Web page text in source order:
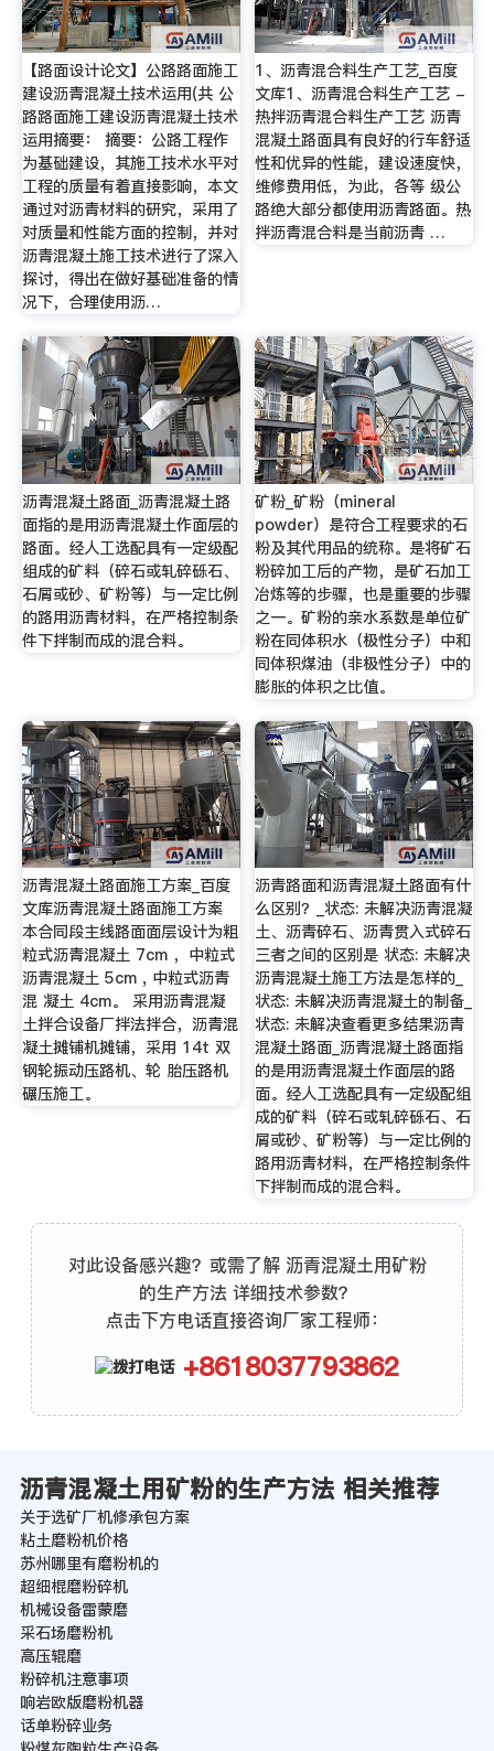
【路面设计论文】公路路面施工
建设沥青混凝土技术运用(共 公
路路面施工建设沥青混凝土技术
运用摘要： 摘要：公路工程作
为基础建设，其施工技术水平对
工程的质量有着直接影响，本文
通过对沥青材料的研究，采用了
对质量和性能方面的控制，并对
沥青混凝土施工技术进行了深入
探讨，得出在做好基础准备的情
况下，合理使用沥…
1、沥青混合料生产工艺_百度
文库1、沥青混合料生产工艺 -
热拌沥青混合料生产工艺 沥青
混凝土路面具有良好的行车舒适
性和优异的性能，建设速度快，
维修费用低，为此，各等 级公
路绝大部分都使用沥青路面。热
拌沥青混合料是当前沥青 …
沥青混凝土路面_沥青混凝土路
面指的是用沥青混凝土作面层的
路面。经人工选配具有一定级配
组成的矿料（碎石或轧碎砾石、
石屑或砂、矿粉等）与一定比例
的路用沥青材料，在严格控制条
件下拌制而成的混合料。
矿粉_矿粉（mineral
powder）是符合工程要求的石
粉及其代用品的统称。是将矿石
粉碎加工后的产物，是矿石加工
冶炼等的步骤，也是重要的步骤
之一。矿粉的亲水系数是单位矿
粉在同体积水（极性分子）中和
同体积煤油（非极性分子）中的
膨胀的体积之比值。
沥青混凝土路面施工方案_百度
文库沥青混凝土路面施工方案
本合同段主线路面面层设计为粗
粒式沥青混凝土 7cm ，中粒式
沥青混凝土 5cm , 中粒式沥青
混 凝土 4cm。 采用沥青混凝
土拌合设备厂拌法拌合，沥青混
凝土摊铺机摊铺，采用 14t 双
钢轮振动压路机、轮 胎压路机
碾压施工。
沥青路面和沥青混凝土路面有什
么区别？_状态: 未解决沥青混凝
土、沥青碎石、沥青贯入式碎石
三者之间的区别是 状态: 未解决
沥青混凝土施工方法是怎样的_
状态: 未解决沥青混凝土的制备_
状态: 未解决查看更多结果沥青
混凝土路面_沥青混凝土路面指
的是用沥青混凝土作面层的路
面。经人工选配具有一定级配组
成的矿料（碎石或轧碎砾石、石
屑或砂、矿粉等）与一定比例的
路用沥青材料，在严格控制条件
下拌制而成的混合料。
对此设备感兴趣？或需了解 沥青混凝土用矿粉
的生产方法 详细技术参数？
点击下方电话直接咨询厂家工程师：
+8618037793862
沥青混凝土用矿粉的生产方法 相关推荐
关于选矿厂机修承包方案
粘土磨粉机价格
苏州哪里有磨粉机的
超细棍磨粉碎机
机械设备雷蒙磨
采石场磨粉机
高压辊磨
粉碎机注意事项
响岩欧版磨粉机器
话单粉碎业务